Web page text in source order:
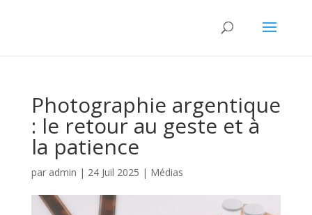
Photographie argentique
: le retour au geste et à
la patience
par admin | 24 Juil 2025 | Médias